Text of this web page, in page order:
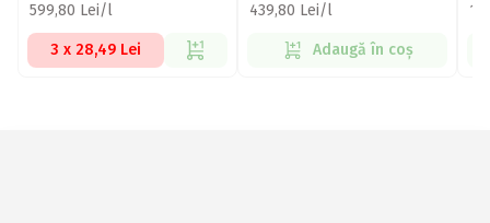
599,80 Lei/l
3 x 28,49 Lei
439,80 Lei/l
Adaugă în coș